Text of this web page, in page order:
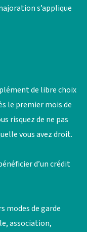
s’applique
de libre choix
le premier mois de
risquez de ne pas
vous avez droit.
d’un crédit
modes de garde
association,